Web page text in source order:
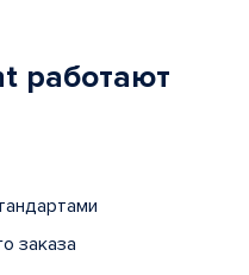
работают
заказа